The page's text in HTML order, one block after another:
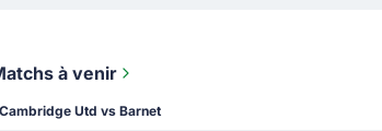
à venir
Cambridge Utd vs Barnet